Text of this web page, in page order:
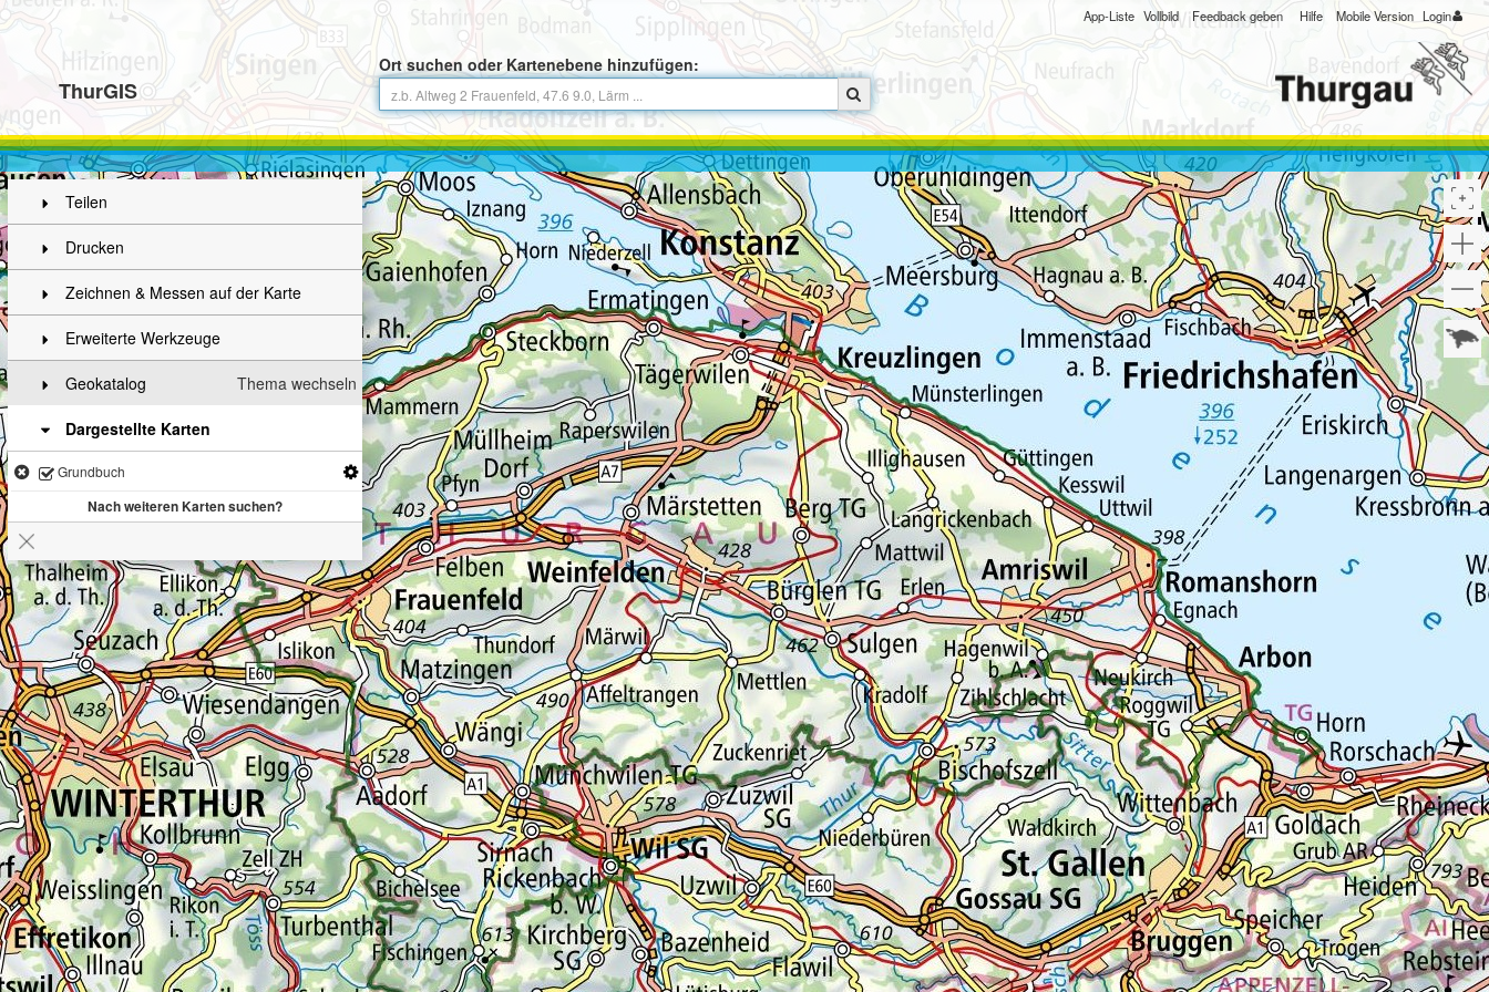
ThurGIS
Ort suchen oder Kartenebene hinzufügen:
App-Liste Vollbild Feedback geben Hilfe Mobile Version Login
Teilen
Drucken
Zeichnen & Messen auf der Karte
Erweiterte Werkzeuge
Thema wechseln
Geokatalog
Dargestellte Karten
Grundbuch
Nach weiteren Karten suchen?